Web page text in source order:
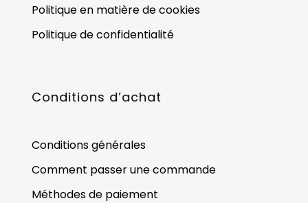
Politique en matière de cookies
Politique de confidentialité
Conditions d’achat
Conditions générales
Comment passer une commande
Méthodes de paiement